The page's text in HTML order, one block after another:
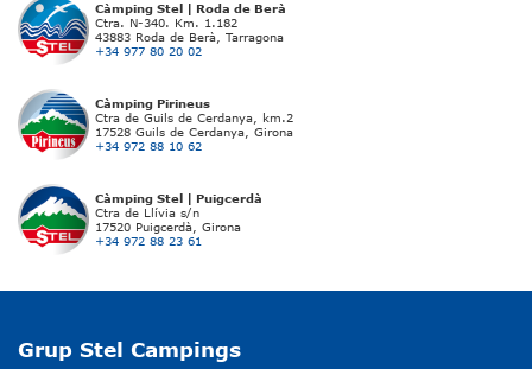
Càmping Stel | Roda de Berà
Ctra. N-340. Km. 1.182
43883 Roda de Berà, Tarragona
+34 977 80 20 02
Càmping Pirineus
Ctra de Guils de Cerdanya, km.2
17528 Guils de Cerdanya, Girona
+34 972 88 10 62
Càmping Stel | Puigcerdà
Ctra de Llívia s/n
17520 Puigcerdà, Girona
+34 972 88 23 61
Grup Stel Campings